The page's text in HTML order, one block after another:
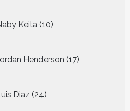
Keita 10
producten
Henderson 17
producten
Diaz 24
producten